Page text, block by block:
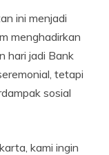
ini menjadi
menghadirkan
hari jadi Bank
tetapi
sosial
kami ingin